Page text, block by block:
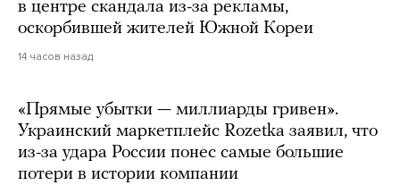
в центре скандала из-за рекламы,
оскорбившей жителей Южной Кореи
14 часов назад
«Прямые убытки — миллиарды гривен».
Украинский маркетплейс Rozetka заявил, что
из-за удара России понес самые большие
потери в истории компании